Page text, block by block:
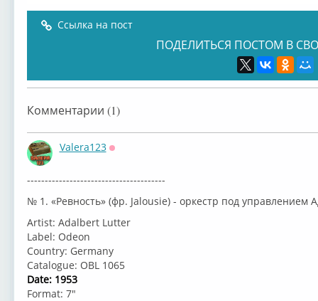
Ссылка на пост
ПОДЕЛИТЬСЯ ПОСТОМ В
Комментарии (1)
Valera123
---------------------------------------
№ 1. «Ревность» (фр. Jalousie) - оркестр под управлением
Artist: Adalbert Lutter
Label: Odeon
Country: Germany
Catalogue: OBL 1065
Date: 1953
Format: 7"